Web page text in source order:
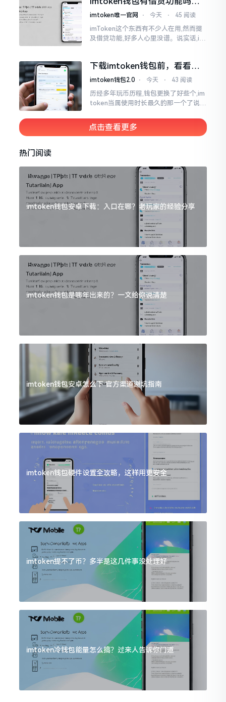
靠谱不靠谱一文说清楚
imtoken唯一官网 ⋅ 今天 ⋅ 45 阅读
imToken这个东西有不少人在用,然而提
及借贷功能,好多人心里没谱。说实话,im
议
下载imtoken钱包前，看看老
用户都咋说
imtoken钱包2.0 ⋅ 今天 ⋅ 43 阅读
历经多年玩币历程,钱包更换了好些个,im
token当属使用时长最久的那一个了说实
况
点击查看更多
热门阅读
imtoken钱包安卓下载：入口在哪？老玩家的经验分享
imtoken钱包是哪年出来的？一文给你说清楚
imtoken钱包安卓怎么下 官方渠道避坑指南
imtoken钱包硬件设置全攻略，这样用更安全
imtoken提不了币？多半是这几件事没处理好
imtoken冷钱包能量怎么搞？过来人告诉你门道